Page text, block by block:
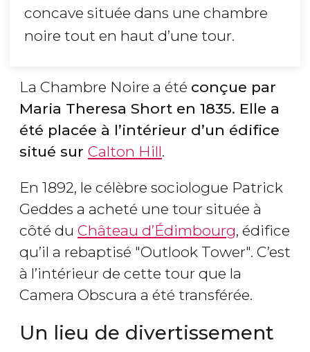
concave située dans une chambre
noire tout en haut d’une tour.
La Chambre Noire a été conçue par
Maria Theresa Short en 1835. Elle a
été placée à l’intérieur d’un édifice
situé sur Calton Hill.
En 1892, le célèbre sociologue Patrick
Geddes a acheté une tour située à
côté du Château d’Édimbourg, édifice
qu’il a rebaptisé "Outlook Tower". C’est
à l’intérieur de cette tour que la
Camera Obscura a été transférée.
Un lieu de divertissement